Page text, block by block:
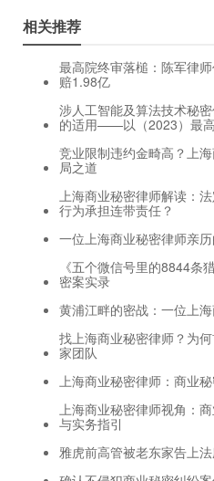
相关推荐
最高院终审落槌：陈军律
赔1.98亿
涉人工智能及算法技术秘
的适用——以（2023）最
竞业限制违约金畸高？上
局之道
上海商业秘密律师解读：
行为承担连带责任？
一位上海商业秘密律师亲
《五个微信号里的8844
密案实录
黄浦江畔的密战：一位上
找上海商业秘密律师？为
家团队
上海商业秘密律师：商业
上海商业秘密律师视角：
与实务指引
雅虎前高管被老东家告上